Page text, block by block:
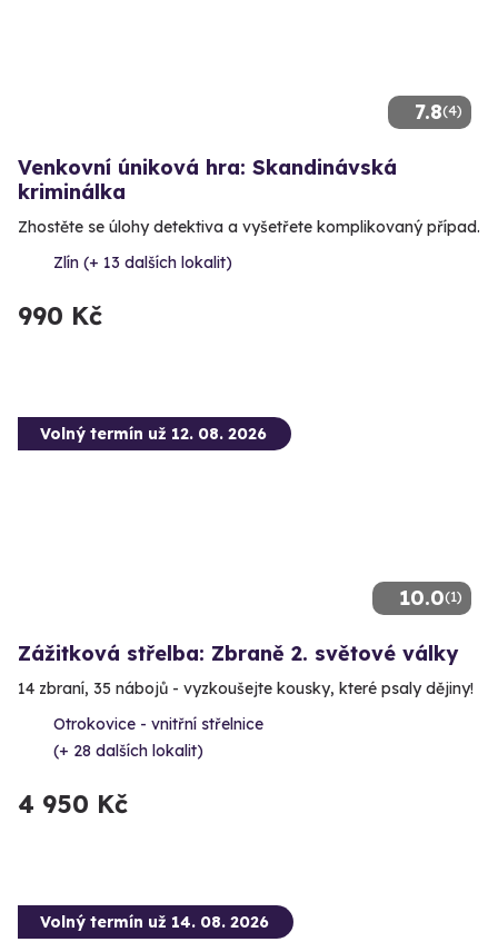
7.8(4)
Venkovní úniková hra: Skandinávská
kriminálka
Zhostěte se úlohy detektiva a vyšetřete komplikovaný případ.
Zlín (+ 13 dalších lokalit)
990 Kč
10.0(1)
Volný termín už 12. 08. 2026
Zážitková střelba: Zbraně 2. světové války
14 zbraní, 35 nábojů - vyzkoušejte kousky, které psaly dějiny!
Otrokovice - vnitřní střelnice
(+ 28 dalších lokalit)
4 950 Kč
Volný termín už 14. 08. 2026